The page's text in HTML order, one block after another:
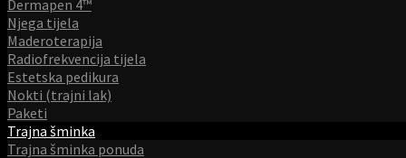
Dermapen 4™
Njega tijela
Maderoterapija
Radiofrekvencija tijela
Estetska pedikura
Nokti (trajni lak)
Paketi
Trajna šminka
Trajna šminka ponuda